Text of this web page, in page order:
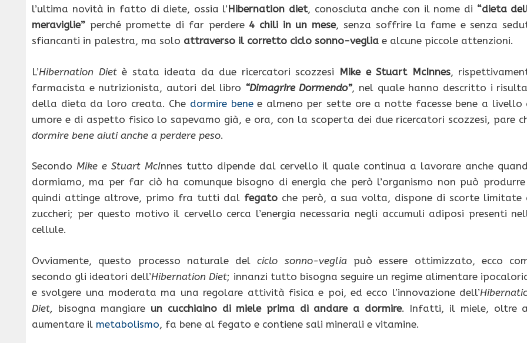
l’ultima novità in fatto di diete, ossia l’Hibernation diet, conosciuta anche con il nome di “dieta
meraviglie” perché promette di far perdere 4 chili in un mese, senza soffrire la fame e senza
sfiancanti in palestra, ma solo attraverso il corretto ciclo sonno-veglia e alcune piccole attenzioni.
L’Hibernation Dietè stata ideata da due ricercatori scozzesi Mike e Stuart McInnes,
farmacista e nutrizionista, autori del libro “Dimagrire Dormendo”, nel quale hanno descritto i
della dieta da loro creata. Che dormire benee almeno per sette ore a notte facesse bene a livello
umore e di aspetto fisico lo sapevamo già, e ora, con la scoperta dei due ricercatori scozzesi, pare
dormire bene aiuti anche a perdere peso.
SecondoMike e Stuart McInnes tutto dipende dal cervello il quale continua a lavorare anche
dormiamo, ma per far ciò ha comunque bisogno di energia che però l’organismo non può
quindi attinge altrove, primo fra tutti dal fegatoche però, a sua volta, dispone di scorte limitate
zuccheri; per questo motivo il cervello cerca l’energia necessaria negli accumuli adiposi presenti
cellule.
Ovviamente, questo processo naturale delciclo sonno-veglia può essere ottimizzato, ecco
secondo gli ideatori dell’Hibernation Diet; innanzi tutto bisogna seguire un regime alimentare
e svolgere una moderata ma una regolare attività fisica e poi, ed ecco l’innovazione dell’
Diet, bisogna mangiare un cucchiaino di miele prima di andare a dormire. Infatti, il miele, oltre
aumentare il metabolismo, fa bene al fegato e contiene sali minerali e vitamine.